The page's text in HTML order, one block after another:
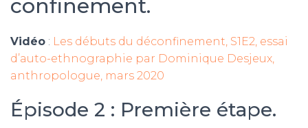
confinement.
Vidéo : Les débuts du déconfinement, S1E2, essai
d’auto-ethnographie par Dominique Desjeux,
anthropologue, mars 2020
Épisode 2 : Première étape.